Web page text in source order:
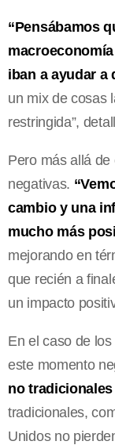
“Pensábamos
iban a ayudar a
un mix de cosas
restringida”,
Pero más allá
negativas.
cambio y una
mucho más
mejorando en
que recién a
un impacto
En el caso de
este momento
no
tradicionales,
Unidos no